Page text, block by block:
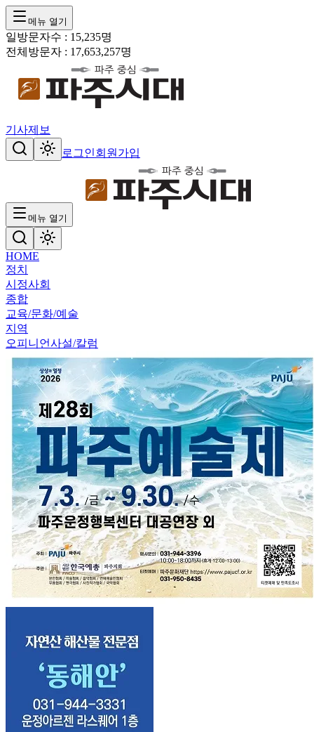
메뉴 열기
일방문자수 : 15,235명
전체방문자 : 17,653,257명
기사제보
로그인회원가입
메뉴 열기
HOME
정치
시정사회
종합
교육/문화/예술
지역
오피니언사설/칼럼